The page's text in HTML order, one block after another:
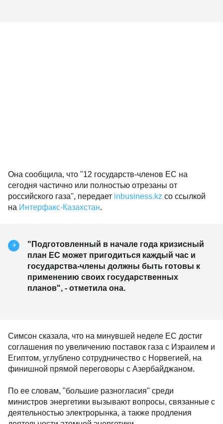
Она сообщила, что "12 государств-членов ЕС на
сегодня частично или полностью отрезаны от
российского газа", передает inbusiness.kz со ссылкой
на Интерфакс-Казахстан.
"Подготовленный в начале года кризисный
план ЕС может пригодиться каждый час и
государства-члены должны быть готовы к
применению своих государственных
планов", - отметила она.
Симсон сказала, что на минувшей неделе ЕС достиг
соглашения по увеличению поставок газа с Израилем и
Египтом, углублено сотрудничество с Норвегией, на
финишной прямой переговоры с Азербайджаном.
По ее словам, "большие разногласия" среди
министров энергетики вызывают вопросы, связанные с
деятельностью электрорынка, а также продления